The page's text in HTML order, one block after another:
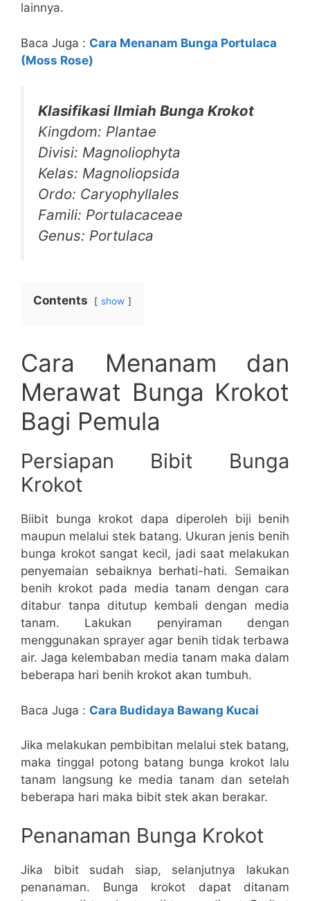
lainnya.
Baca Juga : Cara Menanam Bunga Portulaca
(Moss Rose)
Klasifikasi Ilmiah Bunga Krokot
Kingdom: Plantae
Divisi: Magnoliophyta
Kelas: Magnoliopsida
Ordo: Caryophyllales
Famili: Portulacaceae
Genus: Portulaca
Contents show
Cara Menanam dan
Merawat Bunga Krokot
Bagi Pemula
Persiapan Bibit Bunga
Krokot
Biibit bunga krokot dapa diperoleh biji benih
maupun melalui stek batang. Ukuran jenis benih
bunga krokot sangat kecil, jadi saat melakukan
penyemaian sebaiknya berhati-hati. Semaikan
benih krokot pada media tanam dengan cara
ditabur tanpa ditutup kembali dengan media
tanam. Lakukan penyiraman dengan
menggunakan sprayer agar benih tidak terbawa
air. Jaga kelembaban media tanam maka dalam
beberapa hari benih krokot akan tumbuh.
Baca Juga : Cara Budidaya Bawang Kucai
Jika melakukan pembibitan melalui stek batang,
maka tinggal potong batang bunga krokot lalu
tanam langsung ke media tanam dan setelah
beberapa hari maka bibit stek akan berakar.
Penanaman Bunga Krokot
Jika bibit sudah siap, selanjutnya lakukan
penanaman. Bunga krokot dapat ditanam